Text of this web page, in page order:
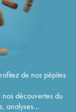
de nos pépites
découvertes du
analyses...